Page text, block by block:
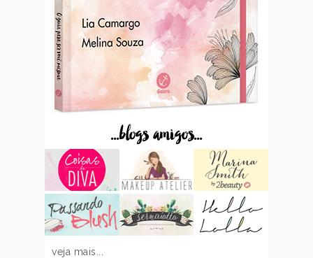
...blogs amigos...
veja mais...